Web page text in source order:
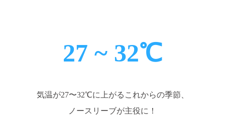
27 ~ 32℃
気温が27〜32℃に上がるこれからの季節、
ノースリーブが主役に！